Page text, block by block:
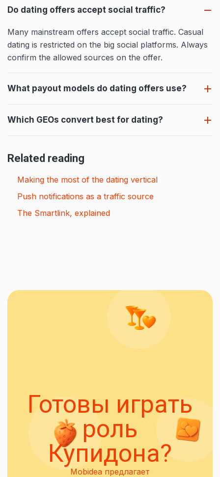
Do dating offers accept social traffic?
Many mainstream offers accept social traffic. Casual
dating is restricted on the big social platforms. Always
confirm the allowed sources on the offer.
What payout models do dating offers use?
Which GEOs convert best for dating?
Related reading
Making the most of the dating vertical
Push notifications as a traffic source
The Smartlink, explained
Готовы играть
роль
Купидона?
Mobidea предлагает